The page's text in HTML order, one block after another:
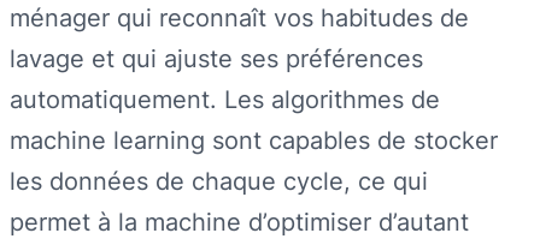
ménager qui reconnaît vos habitudes de
lavage et qui ajuste ses préférences
automatiquement. Les algorithmes de
machine learning sont capables de stocker
les données de chaque cycle, ce qui
permet à la machine d’optimiser d’autant